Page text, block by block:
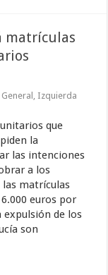
matrículas
General
Izquierda
que
la
las intenciones
a los
matrículas
euros por
de los
son